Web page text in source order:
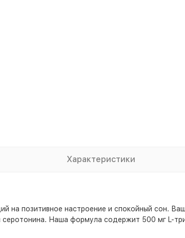
Характеристики
на позитивное настроение и спокойный сон.
Наша формула содержит 500 мг L-